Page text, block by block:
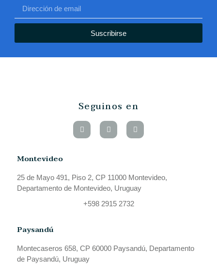
Suscribirse
Seguinos en
Montevideo
25 de Mayo 491, Piso 2, CP 11000 Montevideo,
Departamento de Montevideo, Uruguay
+598 2915 2732
Paysandú
Montecaseros 658, CP 60000 Paysandú, Departamento
de Paysandú, Uruguay